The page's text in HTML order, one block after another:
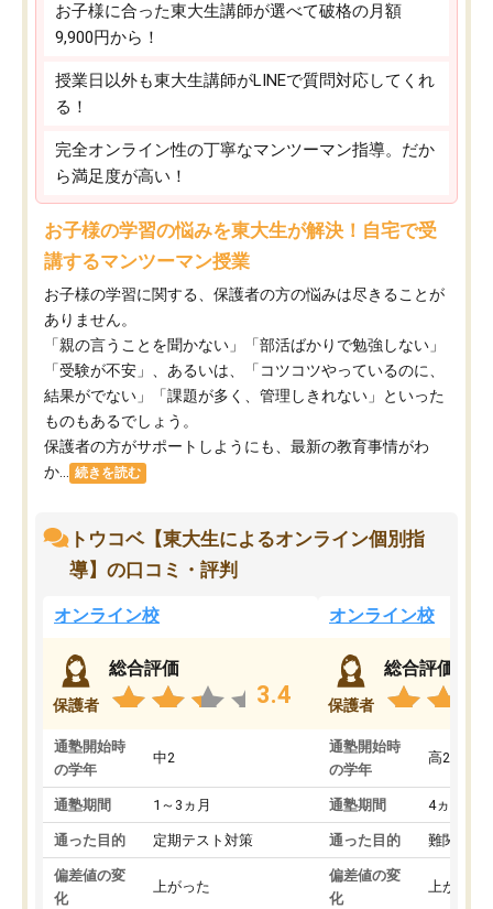
お子様に合った東大生講師が選べて破格の月額
9,900円から！
授業日以外も東大生講師がLINEで質問対応してくれ
る！
完全オンライン性の丁寧なマンツーマン指導。だか
ら満足度が高い！
お子様の学習の悩みを東大生が解決！自宅で受
講するマンツーマン授業
お子様の学習に関する、保護者の方の悩みは尽きることが
ありません。
「親の言うことを聞かない」「部活ばかりで勉強しない」
「受験が不安」、あるいは、「コツコツやっているのに、
結果がでない」「課題が多く、管理しきれない」といった
ものもあるでしょう。
保護者の方がサポートしようにも、最新の教育事情がわ
か...
続きを読む
トウコベ【東大生によるオンライン個別指
導】の口コミ・評判
オンライン校
保護者
総合評価
3.4
通塾開始時
の学年
中2
通塾期間 1～3ヵ月
通った目的 定期テスト対策
偏差値の変
化
上がった
オンライン校
保護者
総合評価
通塾開始時
の学年
高2
通塾期間 4ヵ月～1
通った目的 難関私立
偏差値の変
化
上がった